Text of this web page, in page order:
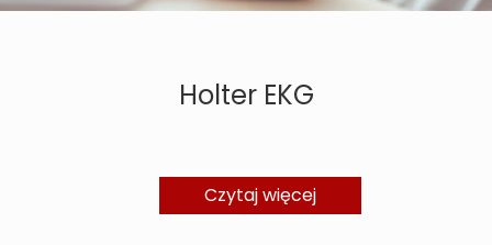
Holter EKG
Czytaj więcej